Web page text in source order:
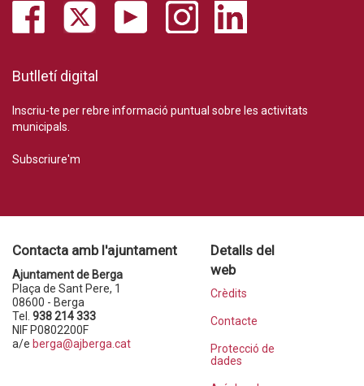
Butlletí digital
Inscriu-te per rebre informació puntual sobre les activitats
municipals.
Subscriure'm
Contacta amb l'ajuntament
Ajuntament de Berga
Plaça de Sant Pere, 1
08600 - Berga
Tel. 938 214 333
NIF P0802200F
a/e berga@ajberga.cat
Detalls del
web
Crèdits
Contacte
Protecció de
dades